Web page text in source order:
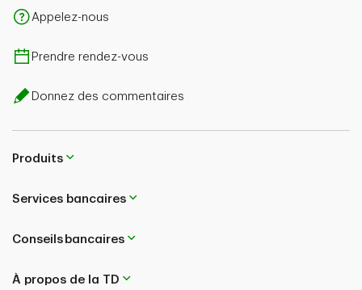
Appelez-nous
Prendre rendez-vous
Donnez des commentaires
Produits
Services bancaires
Conseils bancaires
À propos de la TD